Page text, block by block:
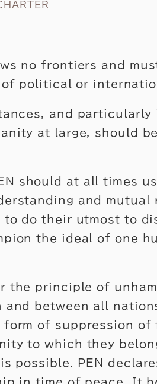
no frontiers and
political or
and
at large, should
should at all times
and mutual
to do their utmost to
the ideal of one
the principle of
and between all
form of suppression
to which they
possible. PEN
in time of peace. It